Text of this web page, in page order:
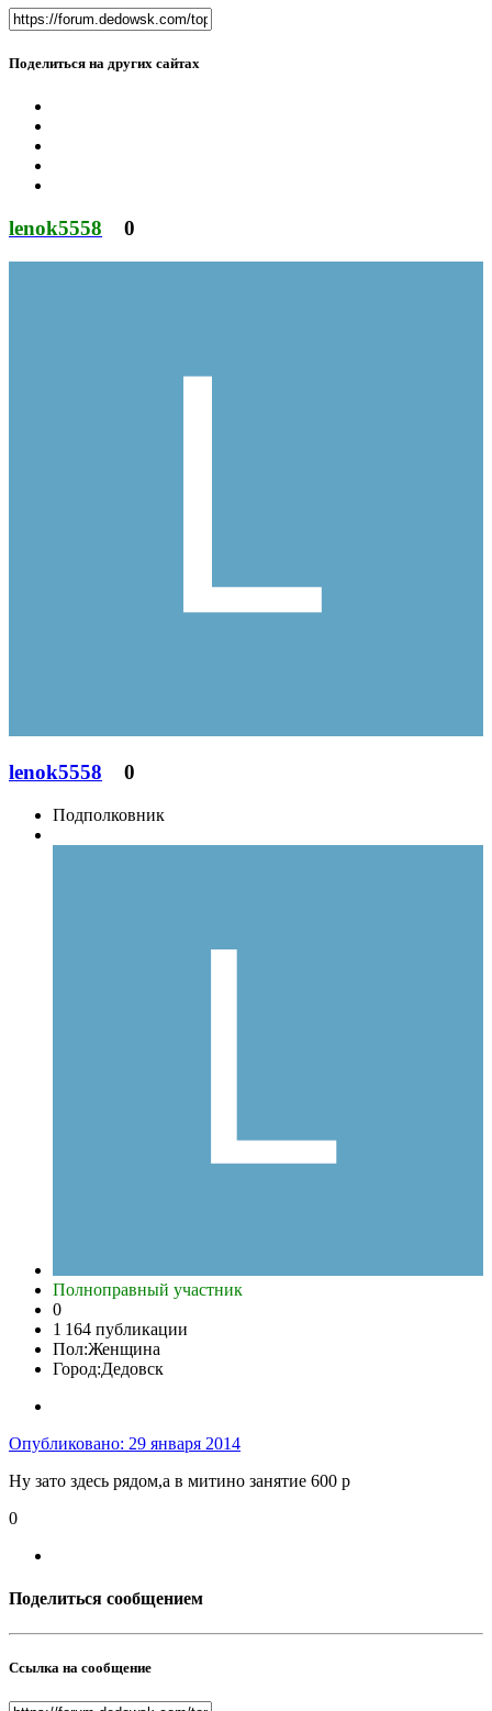
Поделиться на других сайтах
lenok5558 0
lenok5558 0
Подполковник
Полноправный участник
0
1 164 публикации
Пол:Женщина
Город:Дедовск
Опубликовано: 29 января 2014
Ну зато здесь рядом,а в митино занятие 600 р
0
Поделиться сообщением
Ссылка на сообщение